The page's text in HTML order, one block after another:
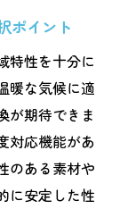
を快適に
の特長
ート選び
用方法
切る
ポイント
特性を十分に
暖な気候に適
が期待できま
対応機能があ
のある素材や
に安定した性